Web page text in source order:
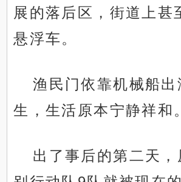
展的落后区，街道上甚
悬浮车。
渔民门依靠机械船出
生，生活原本宁静祥和
出了事后的第二天，